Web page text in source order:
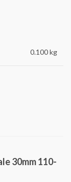
0.100 kg
30mm 110-